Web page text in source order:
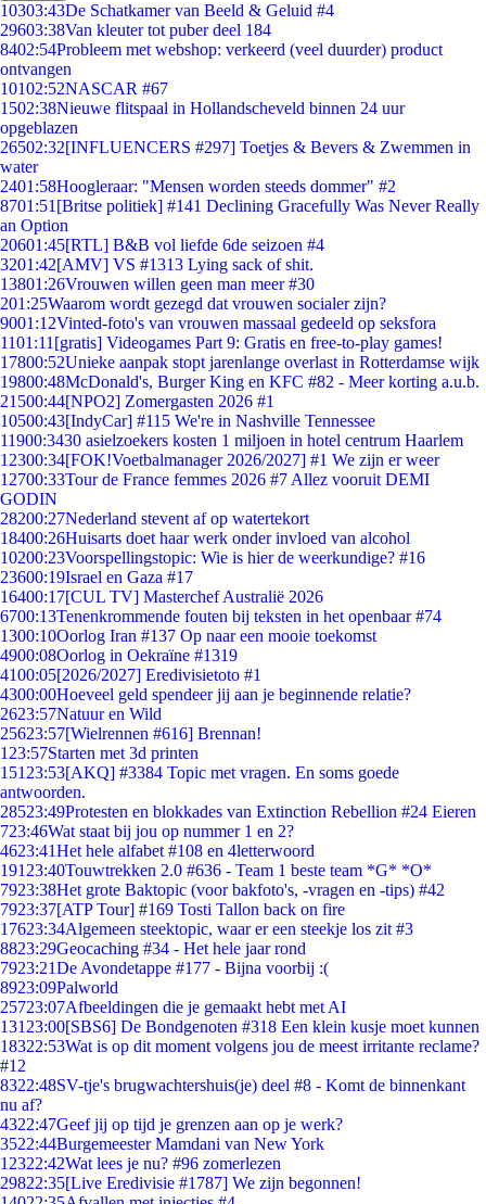
10303:43De Schatkamer van Beeld & Geluid #4
29603:38Van kleuter tot puber deel 184
8402:54Probleem met webshop: verkeerd (veel duurder) product
ontvangen
10102:52NASCAR #67
1502:38Nieuwe flitspaal in Hollandscheveld binnen 24 uur
opgeblazen
26502:32[INFLUENCERS #297] Toetjes & Bevers & Zwemmen in
water
2401:58Hoogleraar: "Mensen worden steeds dommer" #2
8701:51 [Britse politiek] #141 Declining Gracefully Was Never Really
an Option
20601:45[RTL] B&B vol liefde 6de seizoen #4
3201:42[AMV] VS #1313 Lying sack of shit.
13801:26Vrouwen willen geen man meer #30
201:25Waarom wordt gezegd dat vrouwen socialer zijn?
9001:12Vinted-foto's van vrouwen massaal gedeeld op seksfora
1101:11 [gratis] Videogames Part 9: Gratis en free-to-play games!
17800:52Unieke aanpak stopt jarenlange overlast in Rotterdamse wijk
19800:48McDonald's, Burger King en KFC #82 - Meer korting a.u.b.
21500:44[NPO2] Zomergasten 2026 #1
10500:43[IndyCar] #115 We're in Nashville Tennessee
11900:3430 asielzoekers kosten 1 miljoen in hotel centrum Haarlem
12300:34[FOK!Voetbalmanager 2026/2027] #1 We zijn er weer
12700:33Tour de France femmes 2026 #7 Allez vooruit DEMI
GODIN
28200:27Nederland stevent af op watertekort
18400:26Huisarts doet haar werk onder invloed van alcohol
10200:23Voorspellingstopic: Wie is hier de weerkundige? #16
23600:19Israel en Gaza #17
16400:17[CUL TV] Masterchef Australië 2026
6700:13Tenenkrommende fouten bij teksten in het openbaar #74
1300:10Oorlog Iran #137 Op naar een mooie toekomst
4900:08Oorlog in Oekraïne #1319
4100:05[2026/2027] Eredivisietoto #1
4300:00Hoeveel geld spendeer jij aan je beginnende relatie?
2623:57Natuur en Wild
25623:57[Wielrennen #616] Brennan!
1 23:57Starten met 3d printen
151 23:53[AKQ] #3384 Topic met vragen. En soms goede
antwoorden.
28523:49Protesten en blokkades van Extinction Rebellion #24 Eieren
723:46Wat staat bij jou op nummer 1 en 2?
4623:41Het hele alfabet #108 en 4letterwoord
191 23:40Touwtrekken 2.0 #636 - Team 1 beste team *G* *O*
7923:38Het grote Baktopic (voor bakfoto's, -vragen en -tips) #42
7923:37[ATP Tour] #169 Tosti Tallon back on fire
17623:34Algemeen steektopic, waar er een steekje los zit #3
8823:29Geocaching #34 - Het hele jaar rond
7923:21De Avondetappe #177 - Bijna voorbij :(
8923:09Palworld
25723:07Afbeeldingen die je gemaakt hebt met AI
131 23:00[SBS6] De Bondgenoten #318 Een klein kusje moet kunnen
18322:53Wat is op dit moment volgens jou de meest irritante reclame?
#12
8322:48SV-tje's brugwachtershuis(je) deel #8 - Komt de binnenkant
nu af?
4322:47Geef jij op tijd je grenzen aan op je werk?
3522:44Burgemeester Mamdani van New York
12322:42Wat lees je nu? #96 zomerlezen
29822:35[Live Eredivisie #1787] We zijn begonnen!